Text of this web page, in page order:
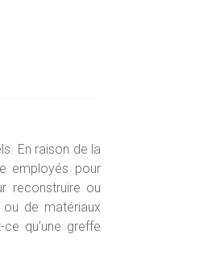
En raison de la
employés pour
reconstruire ou
de matériaux
qu’une greffe